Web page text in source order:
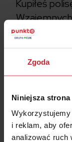
Zgoda
Niniejsza
i reklam, aby
analizować ruch
Kupiłeś
problem.
wpisałam
kilkanaście